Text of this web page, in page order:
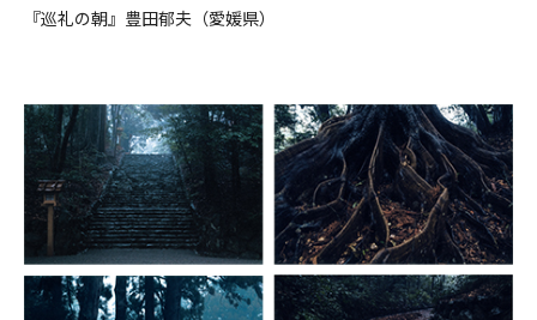
『巡礼の朝』豊田郁夫（愛媛県）